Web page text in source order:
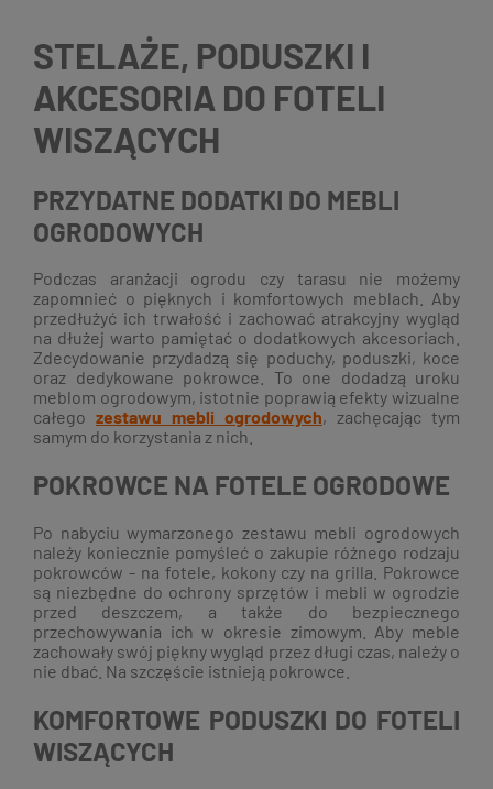
STELAŻE, PODUSZKI I
AKCESORIA DO FOTELI
WISZĄCYCH
PRZYDATNE DODATKI DO MEBLI
OGRODOWYCH
Podczas aranżacji ogrodu czy tarasu nie możemy
zapomnieć o pięknych i komfortowych meblach. Aby
przedłużyć ich trwałość i zachować atrakcyjny wygląd
na dłużej warto pamiętać o dodatkowych akcesoriach.
Zdecydowanie przydadzą się poduchy, poduszki, koce
oraz dedykowane pokrowce. To one dodadzą uroku
meblom ogrodowym, istotnie poprawią efekty wizualne
całego zestawu mebli ogrodowych, zachęcając tym
samym do korzystania z nich.
POKROWCE NA FOTELE OGRODOWE
Po nabyciu wymarzonego zestawu mebli ogrodowych
należy koniecznie pomyśleć o zakupie różnego rodzaju
pokrowców - na fotele, kokony czy na grilla. Pokrowce
są niezbędne do ochrony sprzętów i mebli w ogrodzie
przed deszczem, a także do bezpiecznego
przechowywania ich w okresie zimowym. Aby meble
zachowały swój piękny wygląd przez długi czas, należy o
nie dbać. Na szczęście istnieją pokrowce.
KOMFORTOWE PODUSZKI DO FOTELI
WISZĄCYCH